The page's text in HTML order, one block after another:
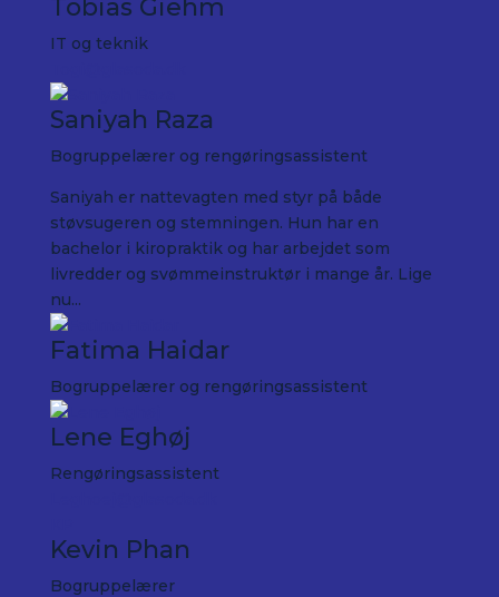
Tobias Giehm
IT og teknik
Saniyah Raza
Bogruppelærer og rengøringsassistent
Saniyah er nattevagten med styr på både
støvsugeren og stemningen. Hun har en
bachelor i kiropraktik og har arbejdet som
livredder og svømmeinstruktør i mange år. Lige
nu...
Fatima Haidar
Bogruppelærer og rengøringsassistent
Lene Eghøj
Rengøringsassistent
Kevin Phan
Bogruppelærer